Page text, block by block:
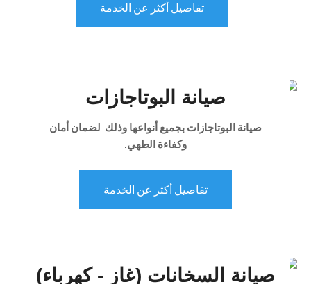
تفاصيل أكثر عن الخدمة
صيانة البوتاجازات
صيانة البوتاجازات بجميع أنواعها وذلك لضمان أمان
وكفاءة الطهي.
تفاصيل أكثر عن الخدمة
صيانة السخانات (غاز - كهرباء)